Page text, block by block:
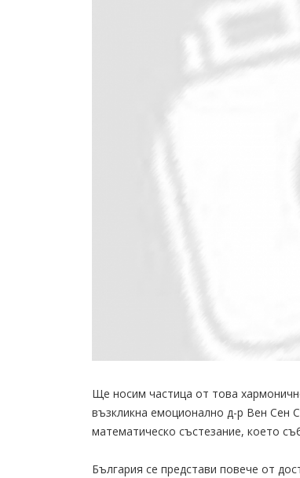
Ще носим частица от това
възкликна емоционално д-р Вен Сен
математическо състезание, което
България се представи повече от